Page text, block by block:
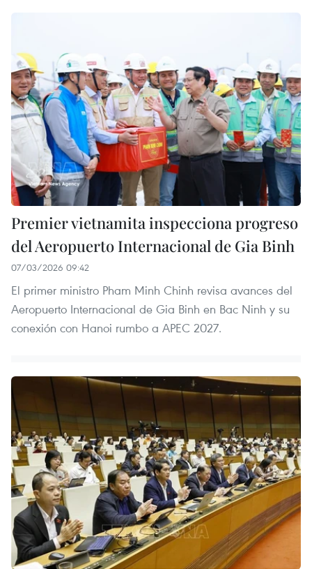
Premier vietnamita inspecciona progreso
del Aeropuerto Internacional de Gia Binh
07/03/2026 09:42
El primer ministro Pham Minh Chinh revisa avances del
Aeropuerto Internacional de Gia Binh en Bac Ninh y su
conexión con Hanoi rumbo a APEC 2027.